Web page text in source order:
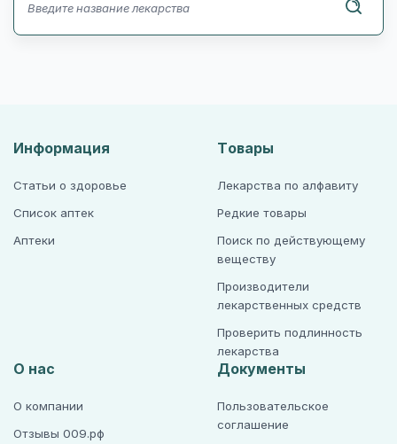
Информация
Статьи о здоровье
Список аптек
Аптеки
Товары
Лекарства по алфавиту
Редкие товары
Поиск по действующему
веществу
Производители
лекарственных средств
Проверить подлинность
лекарства
О нас
О компании
Отзывы 009.рф
Документы
Пользовательское
соглашение